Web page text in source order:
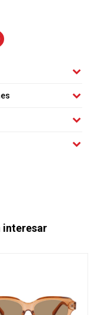
interesar